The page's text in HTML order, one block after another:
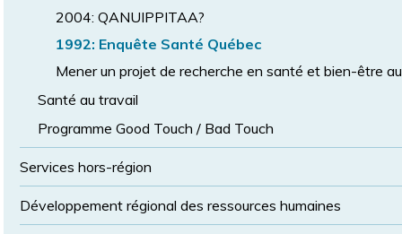
2004: QANUIPPITAA?
1992: Enquête Santé Québec
Mener un projet de recherche en santé et bien-être
Santé au travail
Programme Good Touch / Bad Touch
Services hors-région
Développement régional des ressources humaines